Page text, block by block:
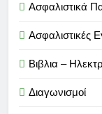
Ασφαλιστικά
Ασφαλιστικές
Βιβλια –
Διαγωνισμοί